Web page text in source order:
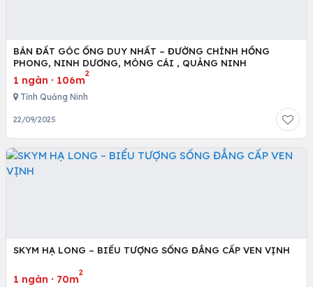
BÁN ĐẤT GÓC ỐNG DUY NHẤT – ĐƯỜNG CHÍNH HỒNG
PHONG, NINH DƯƠNG, MÓNG CÁI , QUẢNG NINH
1 ngàn · 106m
2
Tỉnh Quảng Ninh
22/09/2025
SKYM HẠ LONG – BIỂU TƯỢNG SỐNG ĐẲNG CẤP VEN VỊNH
1 ngàn · 70m
2